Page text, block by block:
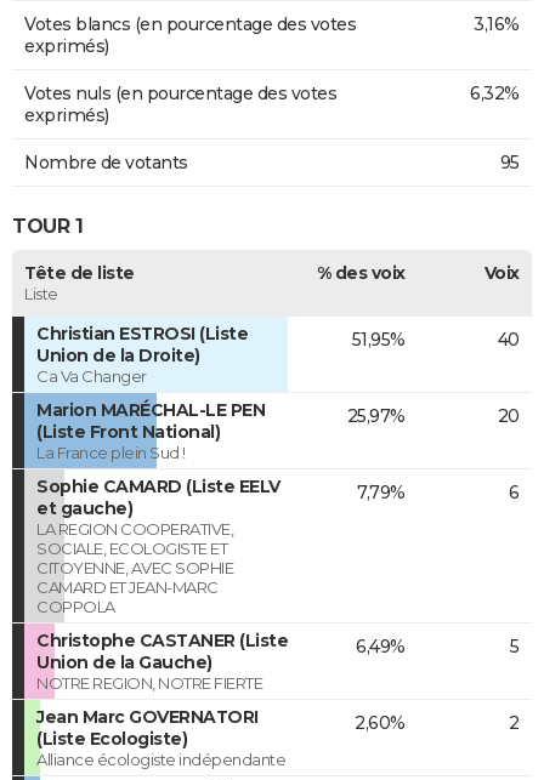
Votes blancs (en pourcentage des votes
exprimés)
3,16%
Votes nuls (en pourcentage des votes
exprimés)
6,32%
Nombre de votants 95
TOUR 1
Tête de liste
Liste
% des voix Voix
Christian ESTROSI (Liste
Union de la Droite)
Ca Va Changer
51,95% 40
Marion MARÉCHAL-LE PEN
(Liste Front National)
La France plein Sud !
25,97% 20
Sophie CAMARD (Liste EELV
et gauche)
LA REGION COOPERATIVE,
SOCIALE, ECOLOGISTE ET
CITOYENNE, AVEC SOPHIE
CAMARD ET JEAN-MARC
COPPOLA
7,79% 6
Christophe CASTANER (Liste
Union de la Gauche)
NOTRE REGION, NOTRE FIERTE
6,49% 5
Jean Marc GOVERNATORI
(Liste Ecologiste)
Alliance écologiste indépendante
2,60% 2